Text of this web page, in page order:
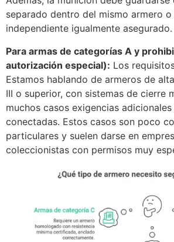
separado dentro del mismo armero
independiente igualmente asegurado.
Para armas de categorías A y
autorización especial): Los
Estamos hablando de armeros de
III o superior, con sistemas de cierre
muchos casos exigencias
conectadas. Estos casos son poco
particulares y suelen darse en
coleccionistas con permisos muy